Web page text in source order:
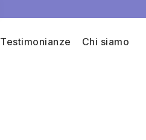
Testimonianze Chi siamo